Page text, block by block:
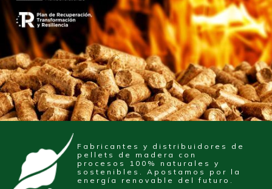
Fabricantes y distribuidores de
pellets de madera con
procesos 100% naturales y
sostenibles. Apostamos por la
energía renovable del futuro.